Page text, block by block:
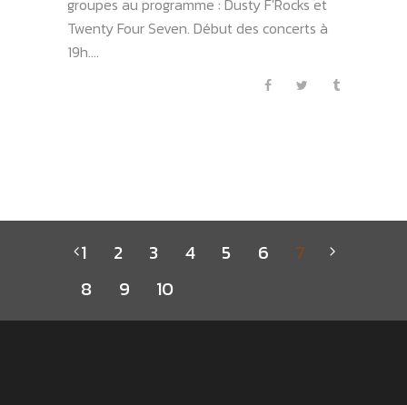
groupes au programme : Dusty F'Rocks et
Twenty Four Seven. Début des concerts à
19h....
1 2 3 4 5 6
7
8
9 10